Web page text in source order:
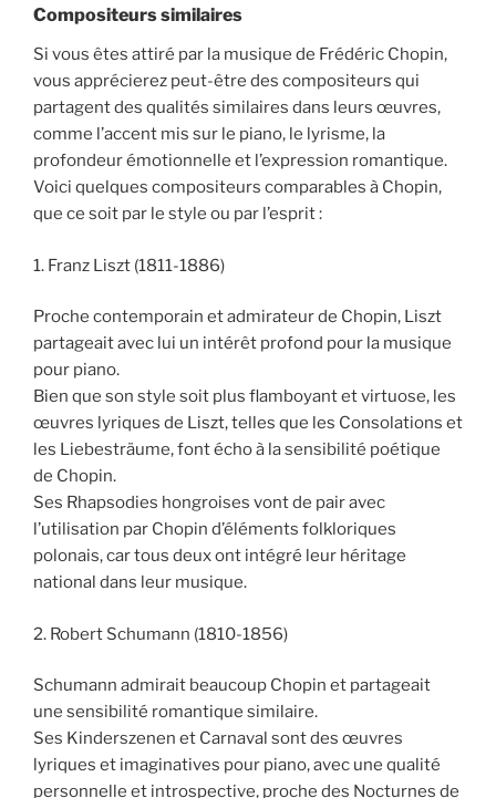
Compositeurs similaires
Si vous êtes attiré par la musique de Frédéric Chopin,
vous apprécierez peut-être des compositeurs qui
partagent des qualités similaires dans leurs œuvres,
comme l’accent mis sur le piano, le lyrisme, la
profondeur émotionnelle et l’expression romantique.
Voici quelques compositeurs comparables à Chopin,
que ce soit par le style ou par l’esprit :
1. Franz Liszt (1811-1886)
Proche contemporain et admirateur de Chopin, Liszt
partageait avec lui un intérêt profond pour la musique
pour piano.
Bien que son style soit plus flamboyant et virtuose, les
œuvres lyriques de Liszt, telles que les Consolations et
les Liebesträume, font écho à la sensibilité poétique
de Chopin.
Ses Rhapsodies hongroises vont de pair avec
l’utilisation par Chopin d’éléments folkloriques
polonais, car tous deux ont intégré leur héritage
national dans leur musique.
2. Robert Schumann (1810-1856)
Schumann admirait beaucoup Chopin et partageait
une sensibilité romantique similaire.
Ses Kinderszenen et Carnaval sont des œuvres
lyriques et imaginatives pour piano, avec une qualité
personnelle et introspective, proche des Nocturnes de